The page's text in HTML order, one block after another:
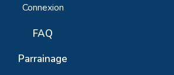
Connexion
FAQ
Parrainage